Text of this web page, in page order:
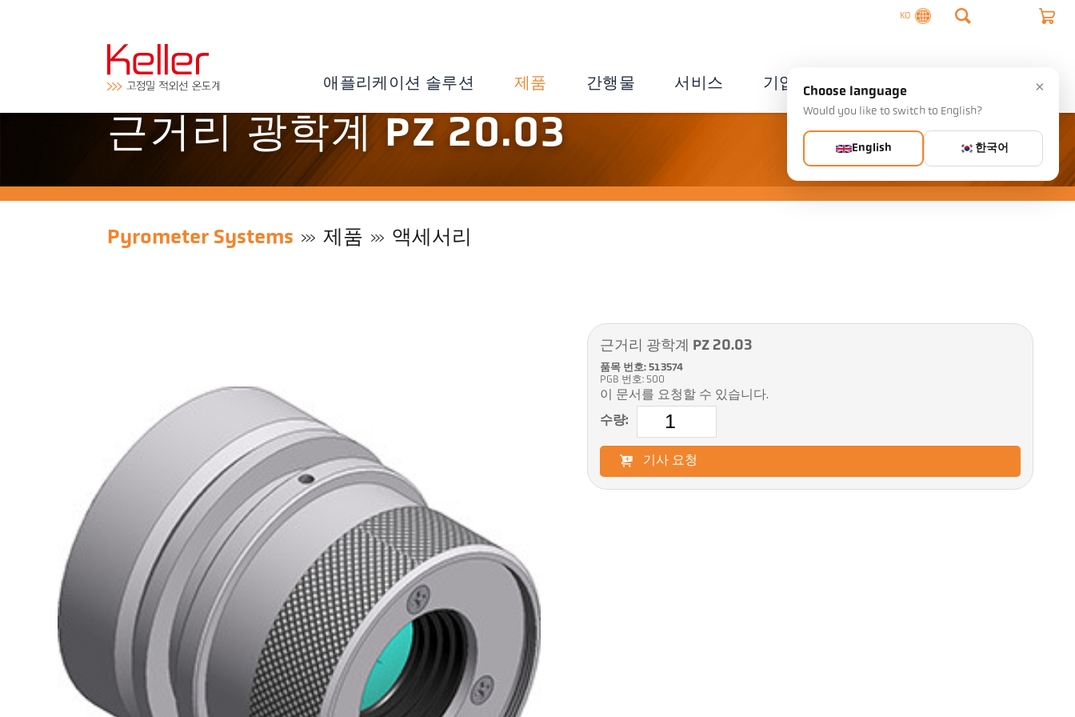
KO
애플리케이션 솔루션 제품 간행물 서비스 기업
근거리 광학계 PZ 20.03
Pyrometer Systems 제품 액세서리
근거리 광학계 PZ 20.03
품목 번호: 513574
PGB 번호: 500
이 문서를 요청할 수 있습니다.
수량:
기사 요청
×
Choose language
Would you like to switch to English?
English 한국어